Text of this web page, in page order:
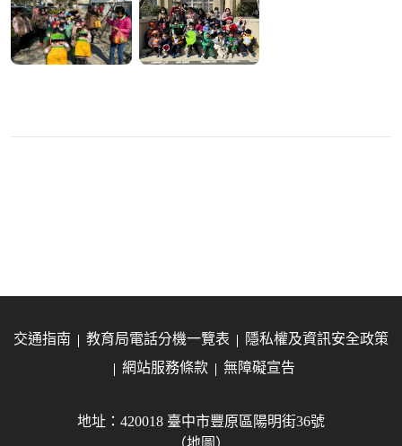
交通指南 教育局電話分機一覽表
隱私權及資訊安全政策
網站服務條款
無障礙宣告
地址：420018 臺中市豐原區陽明街36號